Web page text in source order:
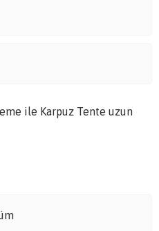
ile Karpuz Tente uzun